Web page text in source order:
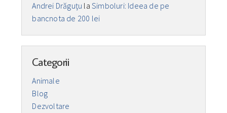
Andrei Drăguţu laSimboluri: Ideea de pe
bancnota de 200 lei
Categorii
Animale
Blog
Dezvoltare